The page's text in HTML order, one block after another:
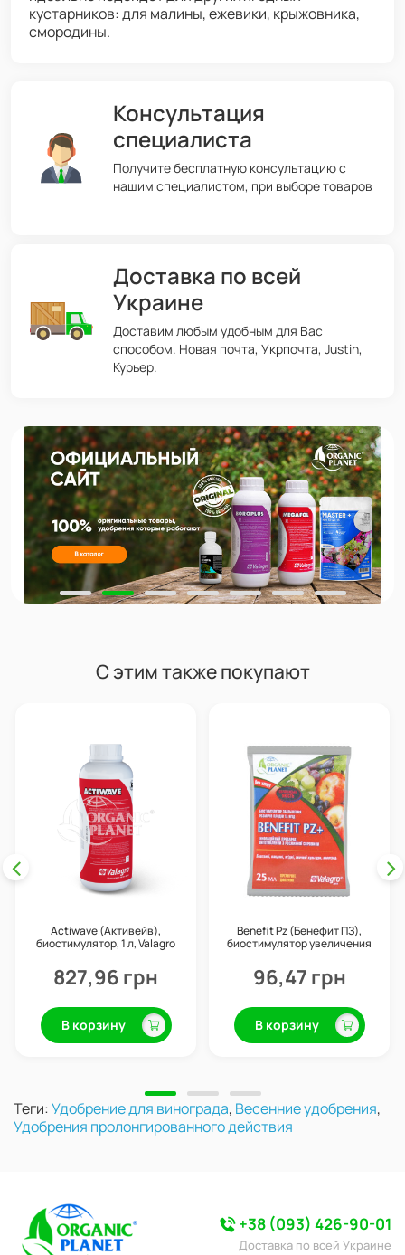
кустарников: для малины, ежевики, крыжовника,
смородины.
Консультация
специалиста
Получите бесплатную консультацию с
нашим специалистом, при выборе товаров
Доставка по всей
Украине
Доставим любым удобным для Вас
способом. Новая почта, Укрпочта, Justin,
Курьер.
С этим также покупают
Actiwave (Активейв),
биостимулятор, 1 л, Valagro
827,96 грн
В корзину
Benefit Pz (Бенефит ПЗ),
биостимулятор увеличения
96,47 грн
В корзину
Теги:Удобрение для винограда, Весенние удобрения,
Удобрения пролонгированного действия
+38 (093) 426-90-01
Доставка по всей Украине